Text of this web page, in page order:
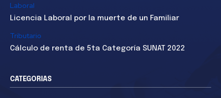
Laboral
Licencia Laboral por la muerte de un Familiar
Tributario
Cálculo de renta de 5ta Categoría SUNAT 2022
CATEGORIAS